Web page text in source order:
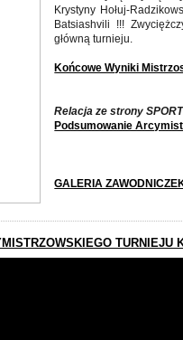
Krystyny Hołuj-
Batsiashvili !!!
główną turnieju.
Końcowe Wyniki
Relacja ze strony
Podsumowanie
GALERIA
TURNIEJU